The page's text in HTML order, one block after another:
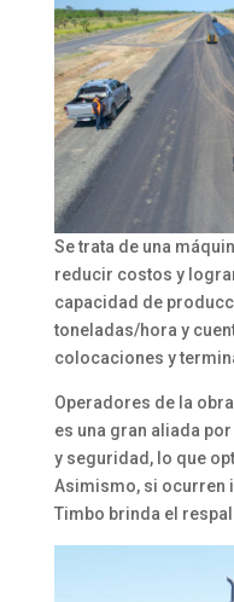
Se trata de una
reducir costos y
capacidad de
toneladas/hora y
colocaciones y
Operadores de la
es una gran aliada
y seguridad, lo que
Asimismo, si ocurren
Timbo brinda el